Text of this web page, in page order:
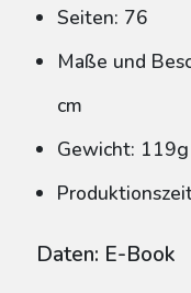
Seiten: 76
Maße und
cm
Gewicht: 119g
Daten: E-Book